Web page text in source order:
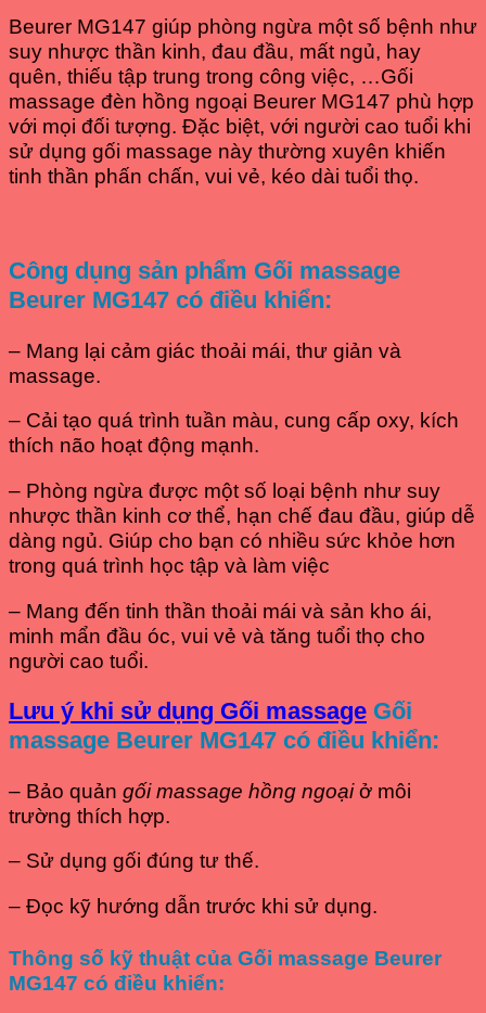
Beurer MG147 giúp phòng ngừa một số bệnh như
suy nhược thần kinh, đau đầu, mất ngủ, hay
quên, thiếu tập trung trong công việc, …Gối
massage đèn hồng ngoại Beurer MG147 phù hợp
với mọi đối tượng. Đặc biệt, với người cao tuổi khi
sử dụng gối massage này thường xuyên khiến
tinh thần phấn chấn, vui vẻ, kéo dài tuổi thọ.
Công dụng sản phẩm Gối massage
Beurer MG147 có điều khiển:
– Mang lại cảm giác thoải mái, thư giản và
massage.
– Cải tạo quá trình tuần màu, cung cấp oxy, kích
thích não hoạt động mạnh.
– Phòng ngừa được một số loại bệnh như suy
nhược thần kinh cơ thể, hạn chế đau đầu, giúp dễ
dàng ngủ. Giúp cho bạn có nhiều sức khỏe hơn
trong quá trình học tập và làm việc
– Mang đến tinh thần thoải mái và sản kho ái,
minh mẩn đầu óc, vui vẻ và tăng tuổi thọ cho
người cao tuổi.
Lưu ý khi sử dụng Gối massage Gối
massage Beurer MG147 có điều khiển:
– Bảo quản gối massage hồng ngoạiở môi
trường thích hợp.
– Sử dụng gối đúng tư thế.
– Đọc kỹ hướng dẫn trước khi sử dụng.
Thông số kỹ thuật của Gối massage Beurer
MG147 có điều khiển: